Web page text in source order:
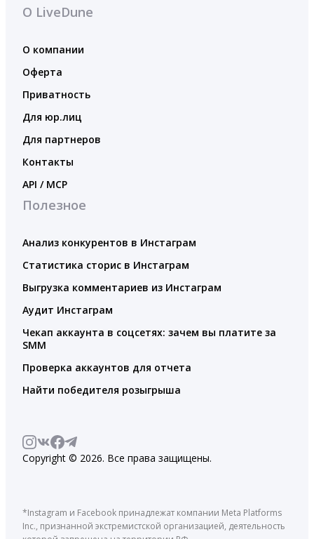
О LiveDune
О компании
Оферта
Приватность
Для юр.лиц
Для партнеров
Контакты
API / MCP
Полезное
Анализ конкурентов в Инстаграм
Статистика сторис в Инстаграм
Выгрузка комментариев из Инстаграм
Аудит Инстаграм
Чекап аккаунта в соцсетях: зачем вы платите за
SMM
Проверка аккаунтов для отчета
Найти победителя розыгрыша
Copyright © 2026. Все права защищены.
*Instagram и Facebook принадлежат компании Meta Platforms
Inc., признанной экстремистской организацией, деятельность